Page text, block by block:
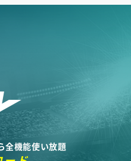
全機能使い放題